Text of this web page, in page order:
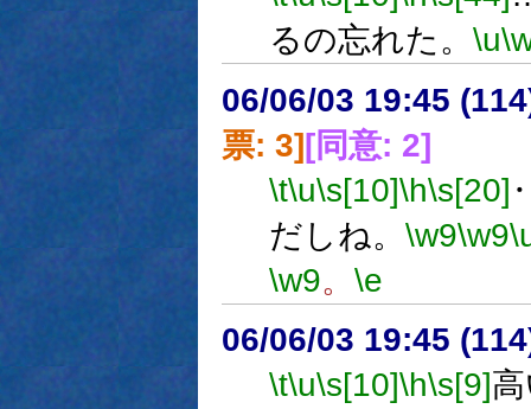
るの忘れた。 \u
06/06/03 19:45
票: 3][同意: 2]
\t\u\s[10]\h\s[20]
だしね。 \w9\w9
\w9。 \e
06/06/03 19:45
\t\u\s[10]\h\s[9]